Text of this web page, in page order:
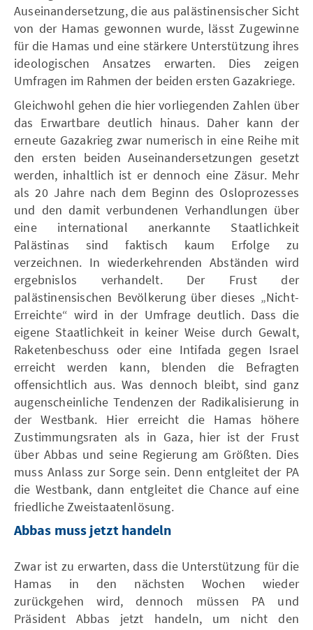
Auseinandersetzung, die aus palästinensischer Sicht
von der Hamas gewonnen wurde, lässt Zugewinne
für die Hamas und eine stärkere Unterstützung ihres
ideologischen Ansatzes erwarten. Dies zeigen
Umfragen im Rahmen der beiden ersten Gazakriege.
Gleichwohl gehen die hier vorliegenden Zahlen über
das Erwartbare deutlich hinaus. Daher kann der
erneute Gazakrieg zwar numerisch in eine Reihe mit
den ersten beiden Auseinandersetzungen gesetzt
werden, inhaltlich ist er dennoch eine Zäsur. Mehr
als 20 Jahre nach dem Beginn des Osloprozesses
und den damit verbundenen Verhandlungen über
eine international anerkannte Staatlichkeit
Palästinas sind faktisch kaum Erfolge zu
verzeichnen. In wiederkehrenden Abständen wird
ergebnislos verhandelt. Der Frust der
palästinensischen Bevölkerung über dieses „Nicht-
Erreichte“ wird in der Umfrage deutlich. Dass die
eigene Staatlichkeit in keiner Weise durch Gewalt,
Raketenbeschuss oder eine Intifada gegen Israel
erreicht werden kann, blenden die Befragten
offensichtlich aus. Was dennoch bleibt, sind ganz
augenscheinliche Tendenzen der Radikalisierung in
der Westbank. Hier erreicht die Hamas höhere
Zustimmungsraten als in Gaza, hier ist der Frust
über Abbas und seine Regierung am Größten. Dies
muss Anlass zur Sorge sein. Denn entgleitet der PA
die Westbank, dann entgleitet die Chance auf eine
friedliche Zweistaatenlösung.
Abbas muss jetzt handeln
Zwar ist zu erwarten, dass die Unterstützung für die
Hamas in den nächsten Wochen wieder
zurückgehen wird, dennoch müssen PA und
Präsident Abbas jetzt handeln, um nicht den